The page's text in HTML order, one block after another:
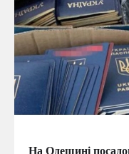
На Одещині